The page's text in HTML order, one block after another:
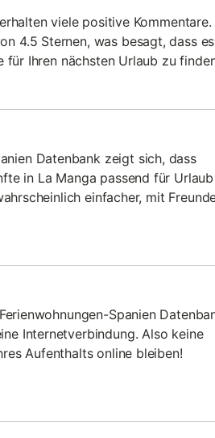
viele positive Kommentare.
4.5 Sternen, was besagt, dass es
Ihren nächsten Urlaub zu
Datenbank zeigt sich, dass
in La Manga passend für Urlaub
einfacher, mit
Spanien
Internetverbindung. Also keine
Aufenthalts online bleiben!